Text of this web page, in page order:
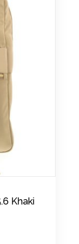
Khaki